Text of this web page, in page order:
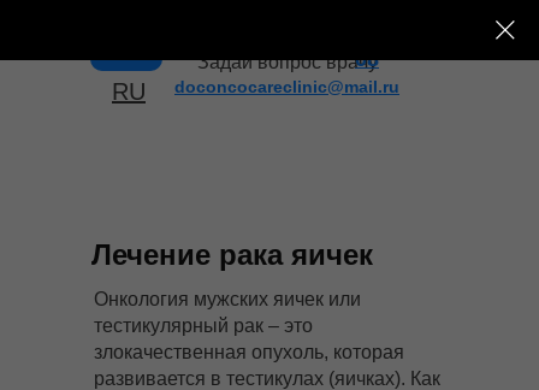
RU
Задай вопрос врачу
08
doconcocareclinic@mail.ru
Лечение рака яичек
Онкология мужских яичек или
тестикулярный рак – это
злокачественная опухоль, которая
развивается в тестикулах (яичках). Как